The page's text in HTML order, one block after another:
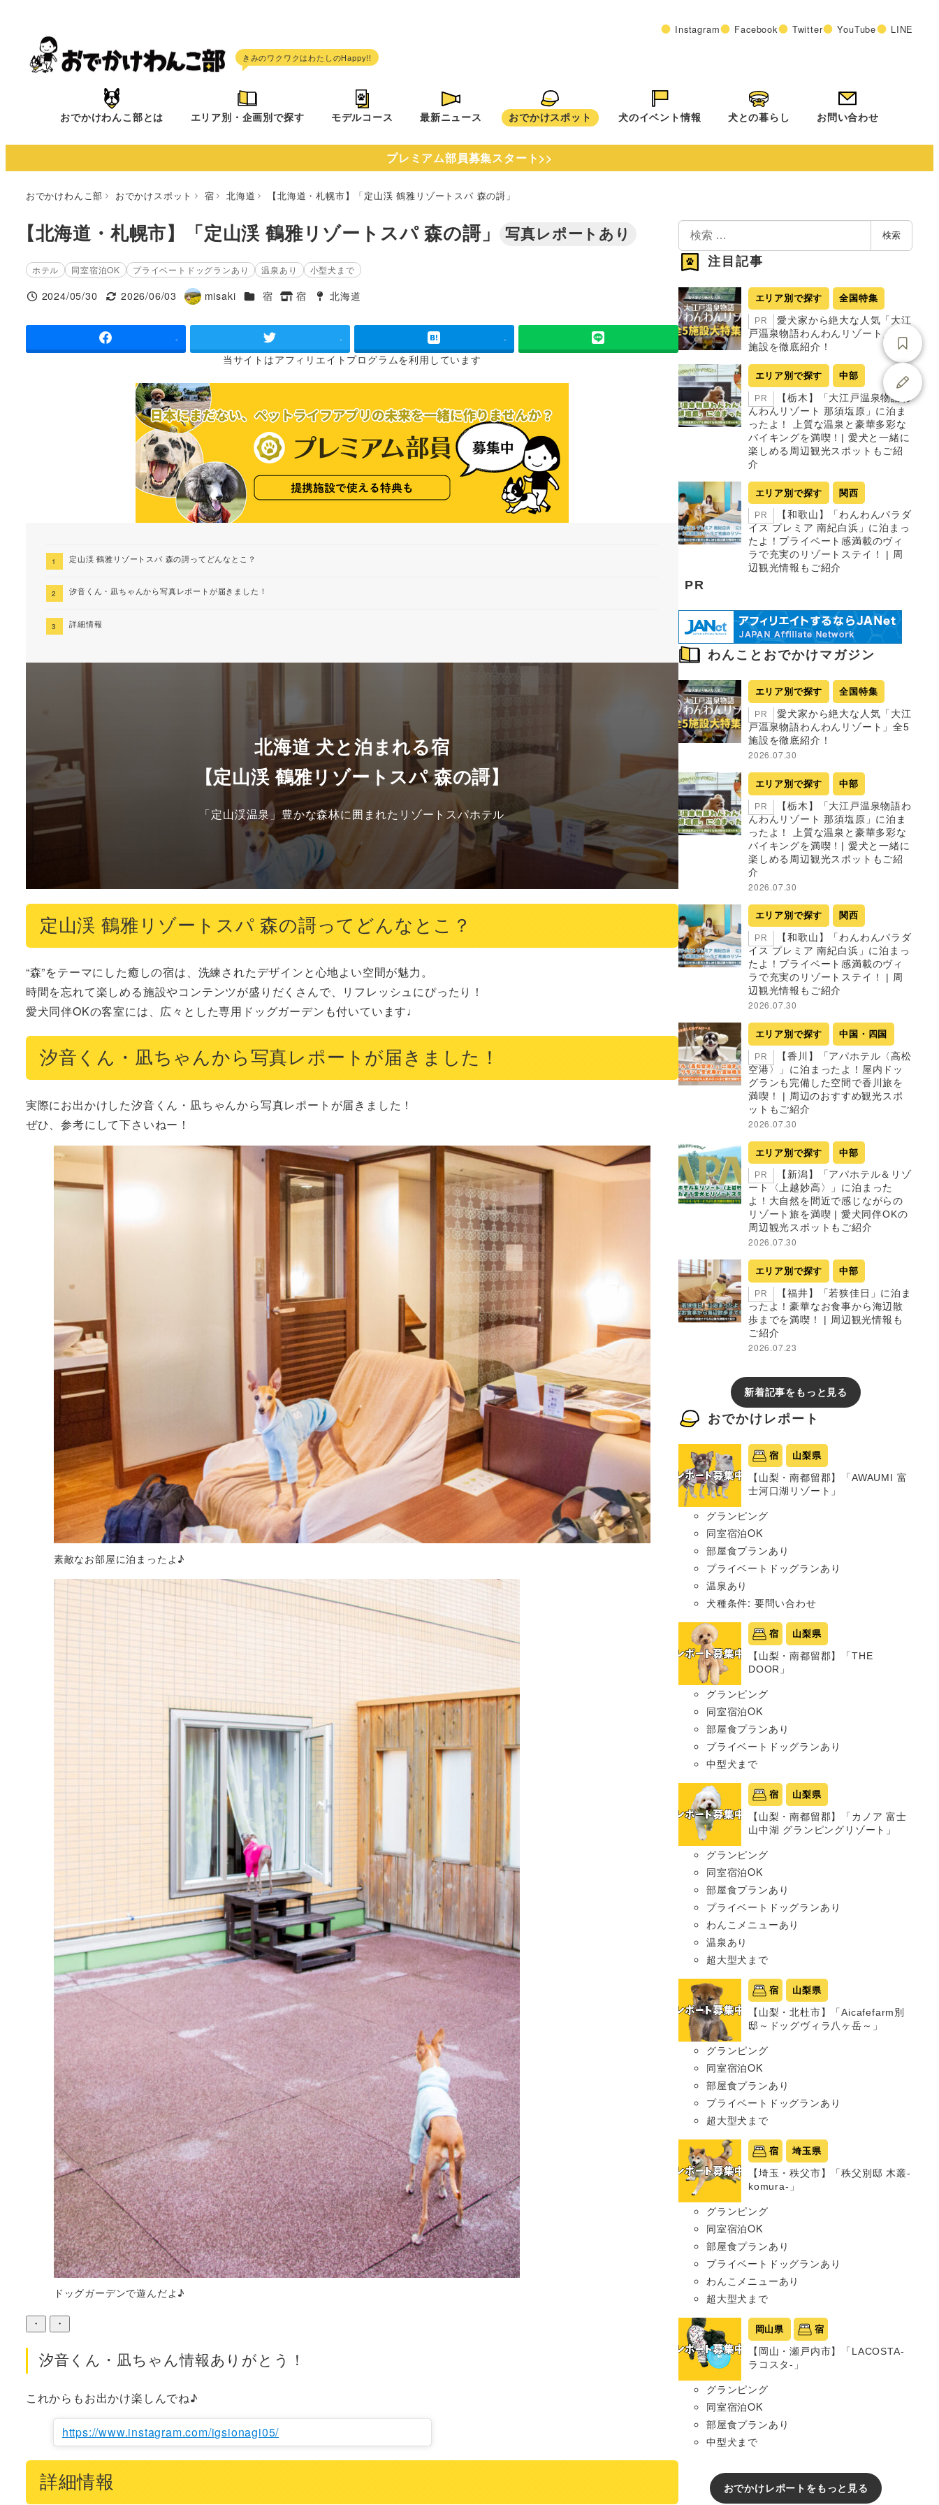
へ
Instagram Facebook Twitter YouTube LINE
おでかけわんこ部とは エリア別・企画別で探す モデルコース 最新ニュース おでかけスポット 犬のイベント情報 犬との暮らし お問い合わせ
プレミアム部員募集スタート>>
おでかけわんこ部 おでかけスポット 宿 北海道 【北海道・札幌市】「定山渓 鶴雅リゾートスパ 森の謌」
【北海道・札幌市】「定山渓 鶴雅リゾートスパ 森の謌」 写真レポートあり
ホテル 同室宿泊OK プライベートドッグランあり 温泉あり 小型犬まで
投稿日
2024/05/30
更新日
2026/06/03
著
misaki 施設ジャンル
宿
タグ
宿
タグ
北海道
- - -
当サイトはアフィリエイトプログラムを利用しています
定山渓 鶴雅リゾートスパ 森の謌ってどんなとこ？
汐音くん・凪ちゃんから写真レポートが届きました！
詳細情報
北海道 犬と泊まれる宿
【定山渓 鶴雅リゾートスパ 森の謌】
「定山渓温泉」豊かな森林に囲まれたリゾートスパホテル
定山渓 鶴雅リゾートスパ 森の謌ってどんなとこ？
“森”をテーマにした癒しの宿は、洗練されたデザインと心地よい空間が魅力。
時間を忘れて楽しめる施設やコンテンツが盛りだくさんで、リフレッシュにぴったり！
愛犬同伴OKの客室には、広々とした専用ドッグガーデンも付いています♩
汐音くん・凪ちゃんから写真レポートが届きました！
実際にお出かけした汐音くん・凪ちゃんから写真レポートが届きました！
ぜひ、参考にして下さいねー！
素敵なお部屋に泊まったよ♪
ドッグガーデンで遊んだよ♪
・ ・
汐音くん・凪ちゃん情報ありがとう！
これからもお出かけ楽しんでね♪
https://www.instagram.com/igsionagi05/
詳細情報
検
索
検索
注目記事
エリア別で探す 全国特集
PR
愛犬家から絶大な人気「大江
戸温泉物語わんわんリゾート」全5
施設を徹底紹介！
エリア別で探す 中部
PR
【栃木】「大江戸温泉物語わ
んわんリゾート 那須塩原」に泊ま
ったよ！ 上質な温泉と豪華多彩な
バイキングを満喫！| 愛犬と一緒に
楽しめる周辺観光スポットもご紹
介
エリア別で探す 関西
PR
【和歌山】「わんわんパラダ
イス プレミア 南紀白浜」に泊まっ
たよ！プライベート感満載のヴィ
ラで充実のリゾートステイ！ | 周
辺観光情報もご紹介
PR
わんことおでかけマガジン
エリア別で探す 全国特集
PR
愛犬家から絶大な人気「大江
戸温泉物語わんわんリゾート」全5
施設を徹底紹介！
2026.07.30
エリア別で探す 中部
PR
【栃木】「大江戸温泉物語わ
んわんリゾート 那須塩原」に泊ま
ったよ！ 上質な温泉と豪華多彩な
バイキングを満喫！| 愛犬と一緒に
楽しめる周辺観光スポットもご紹
介
2026.07.30
エリア別で探す 関西
PR
【和歌山】「わんわんパラダ
イス プレミア 南紀白浜」に泊まっ
たよ！プライベート感満載のヴィ
ラで充実のリゾートステイ！ | 周
辺観光情報もご紹介
2026.07.30
エリア別で探す 中国・四国
PR
【香川】「アパホテル〈高松
空港〉」に泊まったよ！屋内ドッ
グランも完備した空間で香川旅を
満喫！ | 周辺のおすすめ観光スポ
ットもご紹介
2026.07.30
エリア別で探す 中部
PR
【新潟】「アパホテル＆リゾ
ート〈上越妙高〉」に泊まった
よ！大自然を間近で感じながらの
リゾート旅を満喫 | 愛犬同伴OKの
周辺観光スポットもご紹介
2026.07.30
エリア別で探す 中部
PR
【福井】「若狭佳日」に泊ま
ったよ！豪華なお食事から海辺散
歩までを満喫！ | 周辺観光情報も
ご紹介
2026.07.23
新着記事をもっと見る
おでかけレポート
宿 山梨県
【山梨・南都留郡】「AWAUMI 富
士河口湖リゾート」
グランピング
同室宿泊OK
部屋食プランあり
プライベートドッグランあり
温泉あり
犬種条件: 要問い合わせ
宿 山梨県
【山梨・南都留郡】「THE
DOOR」
グランピング
同室宿泊OK
部屋食プランあり
プライベートドッグランあり
中型犬まで
宿 山梨県
【山梨・南都留郡】「カノア 富士
山中湖 グランピングリゾート」
グランピング
同室宿泊OK
部屋食プランあり
プライベートドッグランあり
わんこメニューあり
温泉あり
超大型犬まで
宿 山梨県
【山梨・北杜市】「Aicafefarm別
邸～ドッグヴィラ八ヶ岳～」
グランピング
同室宿泊OK
部屋食プランあり
プライベートドッグランあり
超大型犬まで
宿 埼玉県
【埼玉・秩父市】「秩父別邸 木叢-
komura-」
グランピング
同室宿泊OK
部屋食プランあり
プライベートドッグランあり
わんこメニューあり
超大型犬まで
岡山県 宿
【岡山・瀬戸内市】「LACOSTA-
ラコスタ-」
グランピング
同室宿泊OK
部屋食プランあり
中型犬まで
おでかけレポートをもっと見る